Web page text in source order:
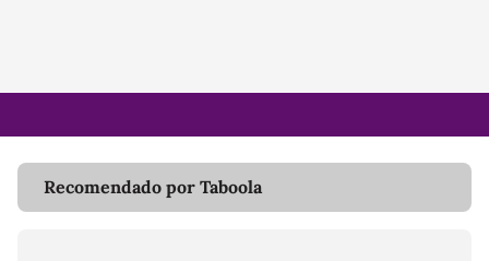
Recomendado por Taboola